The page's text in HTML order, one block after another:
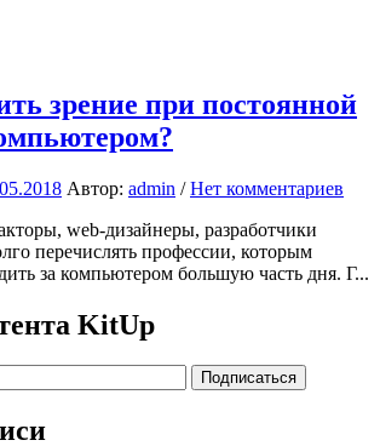
зрение при постоянной
Автор: admin /Нет комментариев
web-дизайнеры, разработчики
перечислять профессии, которым
за компьютером большую часть дня. Г...
KitUp
Подписаться